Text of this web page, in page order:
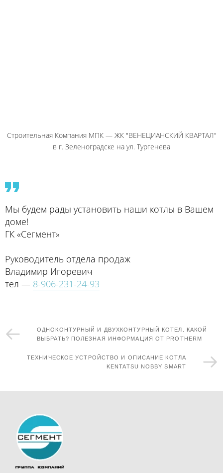
Строительная Компания МПК — ЖК "ВЕНЕЦИАНСКИЙ КВАРТАЛ"
в г. Зеленоградске на ул. Тургенева
Мы будем рады установить наши котлы в Вашем
доме!
ГК «Сегмент»
Руководитель отдела продаж
Владимир Игоревич
тел — 8-906-231-24-93
ОДНОКОНТУРНЫЙ И ДВУХКОНТУРНЫЙ КОТЕЛ. КАКОЙ
ВЫБРАТЬ? ПОЛЕЗНАЯ ИНФОРМАЦИЯ ОТ PROTHERM
ТЕХНИЧЕСКОЕ УСТРОЙСТВО И ОПИСАНИЕ КОТЛА
KENTATSU NOBBY SMART